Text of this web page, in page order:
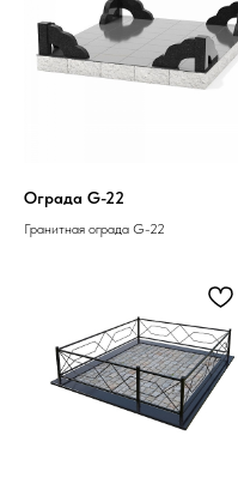
Ограда G-22
Гранитная ограда G-22